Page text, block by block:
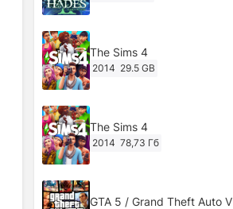
The Sims 4
2014 29.5 GB
The Sims 4
2014 78,73 Гб
GTA 5 / Grand Theft Auto V